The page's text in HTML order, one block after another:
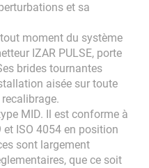
et sa
moment du système
IZAR PULSE, porte
brides tournantes
aisée sur toute
MID. Il est conforme à
et ISO 4054 en position
sont largement
que ce soit